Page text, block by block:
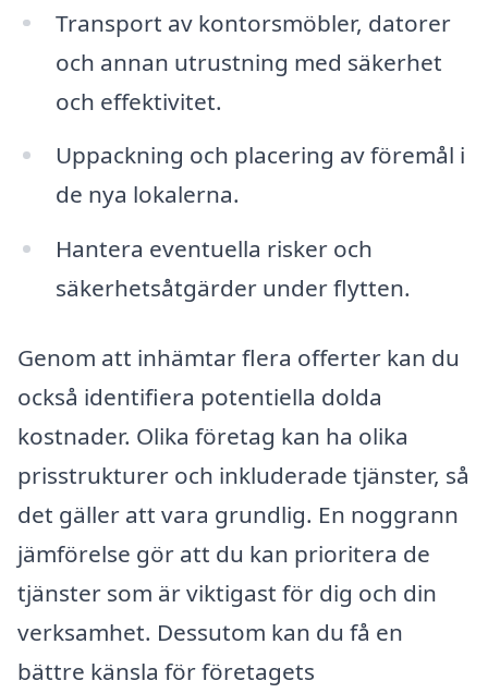
Transport av kontorsmöbler, datorer
och annan utrustning med säkerhet
och effektivitet.
Uppackning och placering av föremål i
de nya lokalerna.
Hantera eventuella risker och
säkerhetsåtgärder under flytten.
Genom att inhämtar flera offerter kan du
också identifiera potentiella dolda
kostnader. Olika företag kan ha olika
prisstrukturer och inkluderade tjänster, så
det gäller att vara grundlig. En noggrann
jämförelse gör att du kan prioritera de
tjänster som är viktigast för dig och din
verksamhet. Dessutom kan du få en
bättre känsla för företagets